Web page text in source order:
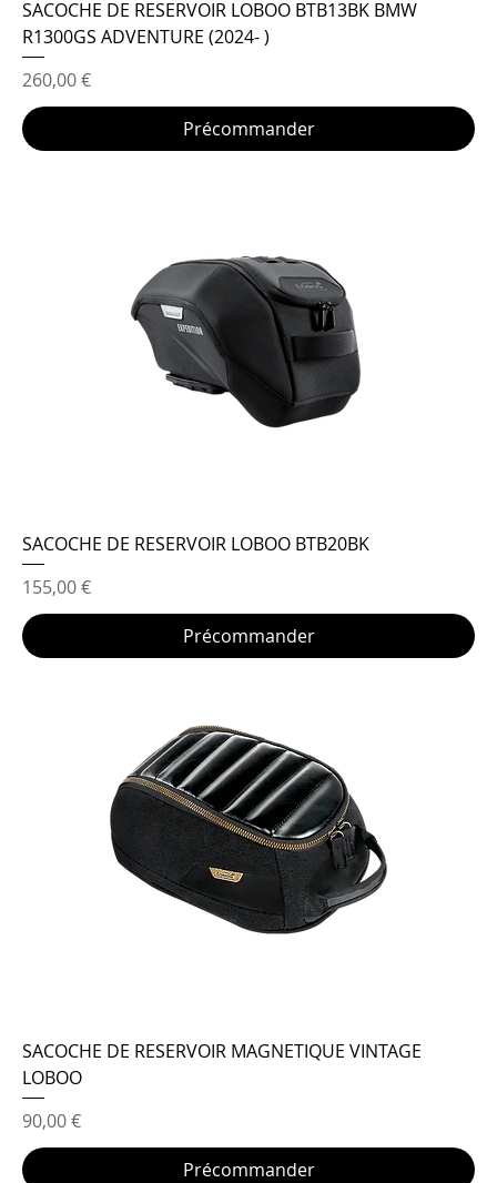
SACOCHE DE RESERVOIR LOBOO BTB13BK BMW
R1300GS ADVENTURE (2024- )
Prix
260,00 €
Précommander
SACOCHE DE RESERVOIR LOBOO BTB20BK
Prix
155,00 €
Précommander
SACOCHE DE RESERVOIR MAGNETIQUE VINTAGE
LOBOO
Prix
90,00 €
Précommander